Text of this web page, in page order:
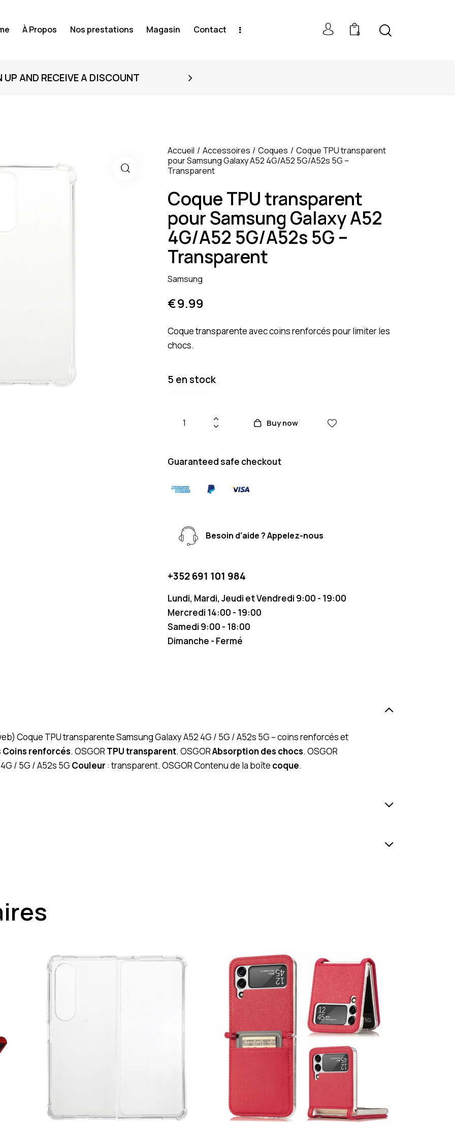
À Propos Nos prestations Magasin Contact 0
UP AND RECEIVE A DISCOUNT
Accueil Accessoires Coques
Coque TPU transparent
pour Samsung Galaxy A52 4G/A52 5G/A52s 5G –
Transparent
Coque TPU transparent
pour Samsung Galaxy A52
4G/A52 5G/A52s 5G –
Transparent
Samsung
€9.99
Coque transparente avec coins renforcés pour limiter les
chocs.
5 en stock
Buy now
Guaranteed safe checkout
Besoin d'aide ? Appelez-nous
+352 691 101 984
Lundi, Mardi, Jeudi et Vendredi 9:00 - 19:00
Mercredi 14:00 - 19:00
Samedi 9:00 - 18:00
Dimanche - Fermé
Coque TPU transparente Samsung Galaxy A52 4G / 5G / A52s 5G – coins renforcés et
Coins renforcés. OSGORTPU transparent. OSGORAbsorption des chocs. OSGOR
/ 5G / A52s 5G Couleur : transparent. OSGOR Contenu de la boîte coque.